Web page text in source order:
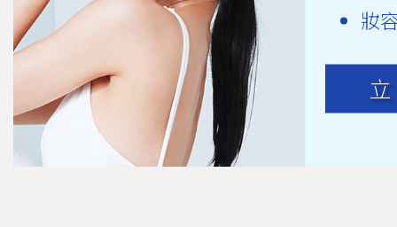
脫毛優惠
脫毛方法
Candela Gentlelase Pro
全身脫毛
妝